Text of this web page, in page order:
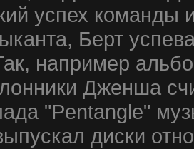
успех
Берт
например
Дженша
"Pentangle"
диски